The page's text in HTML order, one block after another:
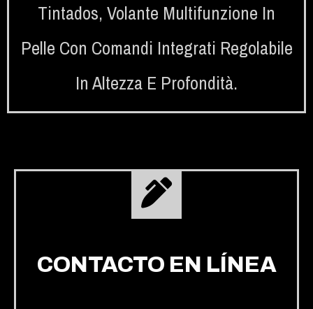
Tintados, Volante Multifunzione In
Pelle Con Comandi Integrati Regolabile
In Altezza E Profondità.
CONTACTO EN LÍNEA